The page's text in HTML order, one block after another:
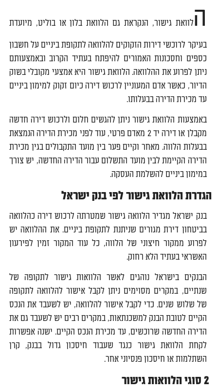
הלוואת גישור, הנקראת גם הלוואת בלון או בוליט, מיועדת
בעיקר לרוכשי דירות הזקוקים להלוואה לתקופת ביניים על חשבון
כספים וחסכונות האמורים להיפתח בעתיד הקרוב ובאמצעותם
ניתן לפרוע את ההלוואה. הלוואת גישור היא אמצעי מקובלי בשוק
הדיור, כאשר אדם המעוניין לרכוש דירה כיום זקוק למימון ביניים
עד מכירת הדירה בבעלותו.
באמצעות הלוואת גישור ניתן להגשים חלום ולרכוש דירה חדשה
מקבלן או דירה יד 2 מאדם פרטי, עוד לפני מכירת הדירה הנמצאת
בבעלות הלווה. מאחר וקיים פער בין מועד התקבולים בגין מכירת
הדירה הקיימת לבין מועד התשלום עבור הדירה החדשה, יש צורך
במימון ביניים להשלמת העסקה.
הגדרת הלוואת גישור לפי בנק ישראל
בנק ישראל מגדיר הלוואה גישור שמטרתה לרכוש דירה כהלוואה
בביטחון דירת מגורים שניתנת לתקופת ביניים. את ההלוואה יש
לפרוע ממקור חיצוני של הלווה, כל עוד המקור זמין לפירעון
האשראי בעתיד הלא רחוק.
הבנקים בישראל נוהגים לאשר הלוואות גישור לתקופה של
שנתיים, במקרים מסוימים ניתן לקבל אישור להלוואה לתקופה
של שלוש שנים. כדי לקבל אישור להלוואה, יש לשעבד את הנכס
הקיים לטובת הבנק למשכנתאות, במקרים רבים יש לשעבד גם את
הדירה החדשה שרוכשים, עד מכירת הנכס הקיים. ישנה אפשרות
לקחת הלוואת גישור כנגד שעבוד חיסכון גדול בבנק, קרן
השתלמות או חיסכון פנסיוני אחר.
2 סוגי הלוואות גישור